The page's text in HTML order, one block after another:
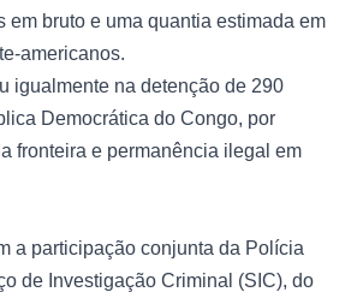
em bruto e uma quantia estimada em
americanos.
igualmente na detenção de 290
Democrática do Congo, por
fronteira e permanência ilegal em
a participação conjunta da Polícia
de Investigação Criminal (SIC), do